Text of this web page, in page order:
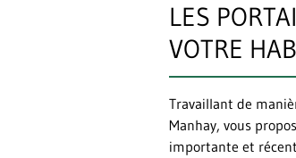
LES
VOTRE
Travaillant de
Manhay, vous
importante et